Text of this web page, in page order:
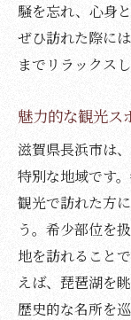
騒を忘れ、心身
ぜひ訪れた際に
までリラックス
魅力的な観光ス
滋賀県長浜市は
特別な地域です
観光で訪れた方
う。希少部位を
地を訪れること
えば、琵琶湖を
歴史的な名所を